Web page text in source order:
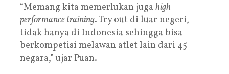
“Memang kita memerlukan juga high
performance training. Try out di luar negeri,
tidak hanya di Indonesia sehingga bisa
berkompetisi melawan atlet lain dari 45
negara,” ujar Puan.